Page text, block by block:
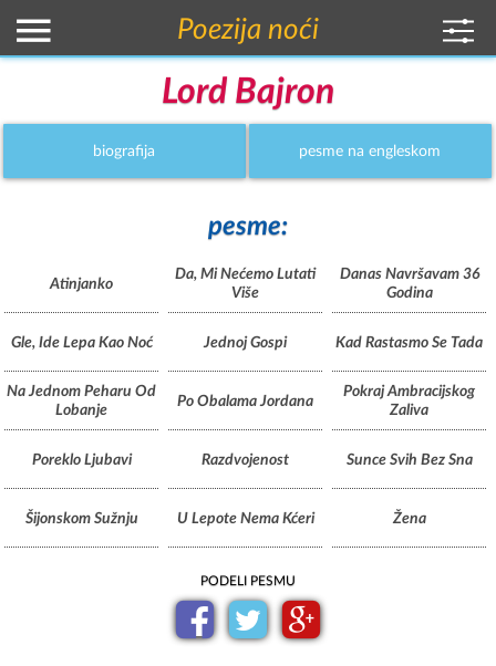
Poezija noći
Lord Bajron
biografija pesme na engleskom
PODELI PESMU
pesme:
Atinjanko
Da, Mi Nećemo Lutati
Više
Danas Navršavam 36
Godina
Gle, Ide Lepa Kao Noć Jednoj Gospi Kad Rastasmo Se Tada
Na Jednom Peharu Od
Lobanje
Po Obalama Jordana
Pokraj Ambracijskog
Zaliva
Poreklo Ljubavi Razdvojenost Sunce Svih Bez Sna
Šijonskom Sužnju U Lepote Nema Kćeri Žena